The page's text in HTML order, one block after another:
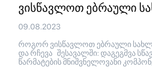
ვისწავლოთ ებრაული
09.08.2023
როგორ ვისწავლოთ ებრაული
და რჩევა შესავალში: დაგეგმვა
წარმატების მნიშვნელოვანი